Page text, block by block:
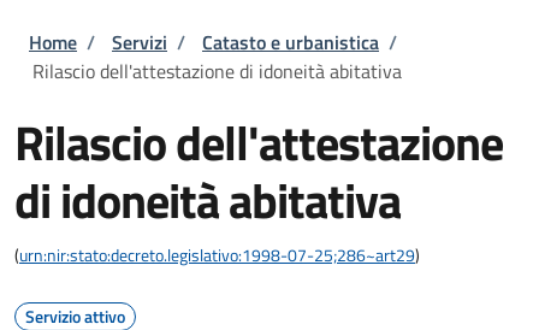
Briciole di pane
Home / Servizi / Catasto e urbanistica /
Rilascio dell'attestazione di idoneità abitativa
Rilascio dell'attestazione
di idoneità abitativa
(urn:nir:stato:decreto.legislativo:1998-07-25;286~art29)
Servizio attivo